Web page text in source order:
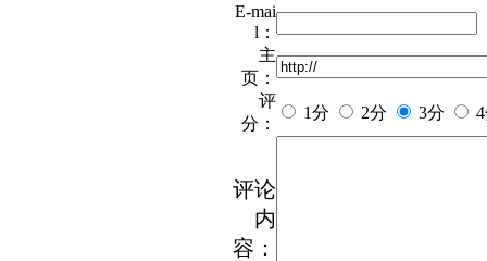
E-mai
l：
主
页：
评
分：
1分 2分 3分
评论
内
容：